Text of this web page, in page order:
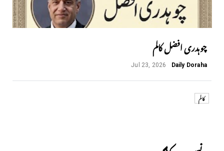
چوہدری افضل کالم
Daily Doraha
Jul 23, 2026
کالم